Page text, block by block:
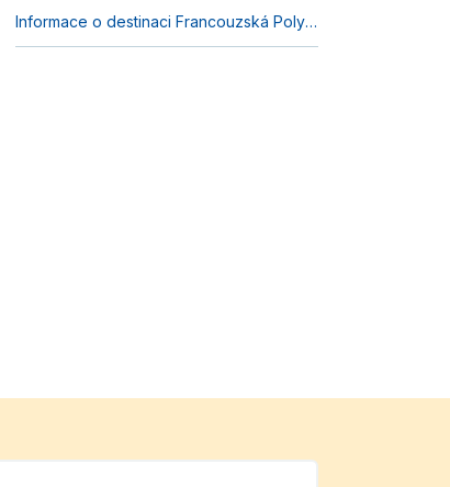
Informace o destinaci Francouzská Polynésie